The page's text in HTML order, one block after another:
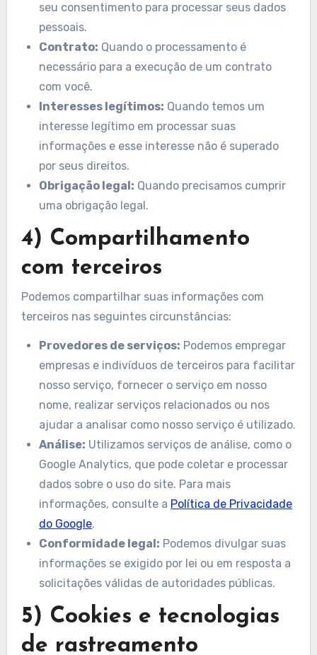
seu consentimento para processar seus dados
pessoais.
Contrato: Quando o processamento é
necessário para a execução de um contrato
com você.
Interesses legítimos: Quando temos um
interesse legítimo em processar suas
informações e esse interesse não é superado
por seus direitos.
Obrigação legal: Quando precisamos cumprir
uma obrigação legal.
4) Compartilhamento
com terceiros
Podemos compartilhar suas informações com
terceiros nas seguintes circunstâncias:
Provedores de serviços: Podemos empregar
empresas e indivíduos de terceiros para facilitar
nosso serviço, fornecer o serviço em nosso
nome, realizar serviços relacionados ou nos
ajudar a analisar como nosso serviço é utilizado.
Análise: Utilizamos serviços de análise, como o
Google Analytics, que pode coletar e processar
dados sobre o uso do site. Para mais
informações, consulte a Política de Privacidade
do Google.
Conformidade legal: Podemos divulgar suas
informações se exigido por lei ou em resposta a
solicitações válidas de autoridades públicas.
5) Cookies e tecnologias
de rastreamento